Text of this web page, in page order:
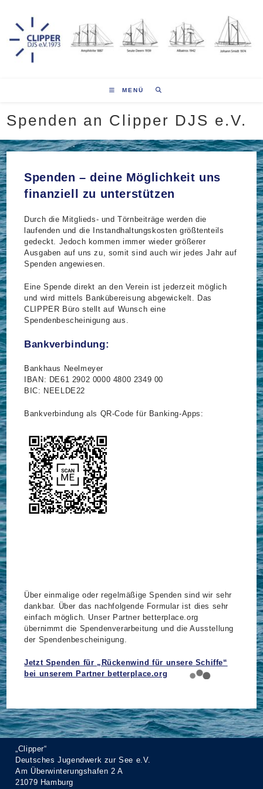
springen
MENÜ
Spenden an Clipper DJS e.V.
Spenden – deine Möglichkeit uns
finanziell zu unterstützen
Durch die Mitglieds- und Törnbeiträge werden die
laufenden und die Instandhaltungskosten größtenteils
gedeckt. Jedoch kommen immer wieder größerer
Ausgaben auf uns zu, somit sind auch wir jedes Jahr auf
Spenden angewiesen.
Eine Spende direkt an den Verein ist jederzeit möglich
und wird mittels Bankübereisung abgewickelt. Das
CLIPPER Büro stellt auf Wunsch eine
Spendenbescheinigung aus.
Bankverbindung:
Bankhaus Neelmeyer
IBAN: DE61 2902 0000 4800 2349 00
BIC: NEELDE22
Bankverbindung als QR-Code für Banking-Apps:
Über einmalige oder regelmäßige Spenden sind wir sehr
dankbar. Über das nachfolgende Formular ist dies sehr
einfach möglich. Unser Partner betterplace.org
übernimmt die Spendenverarbeitung und die Ausstellung
der Spendenbescheinigung.
Jetzt Spenden für „Rückenwind für unsere Schiffe“
bei unserem Partner betterplace.org
„Clipper“
Deutsches Jugendwerk zur See e.V.
Am Überwinterungshafen 2 A
21079 Hamburg